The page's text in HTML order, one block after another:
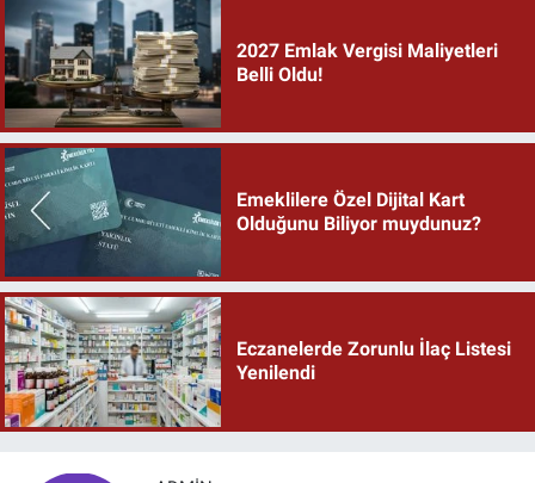
2027 Emlak Vergisi Maliyetleri
Belli Oldu!
Emeklilere Özel Dijital Kart
Olduğunu Biliyor muydunuz?
Eczanelerde Zorunlu İlaç Listesi
Yenilendi